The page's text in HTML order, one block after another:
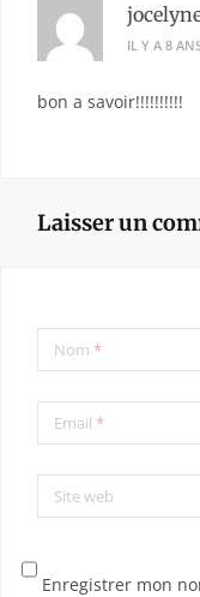
IL Y A 8
bon a savoir!!!!!!!!!!
Laisser un
Nom *
Email *
Site web
Enregistrer mon